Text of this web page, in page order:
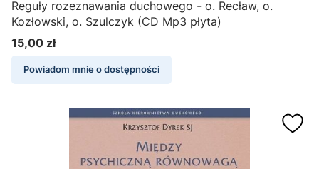
Reguły rozeznawania duchowego - o. Recław, o.
Kozłowski, o. Szulczyk (CD Mp3 płyta)
Cena
15,00 zł
Powiadom mnie o dostępności